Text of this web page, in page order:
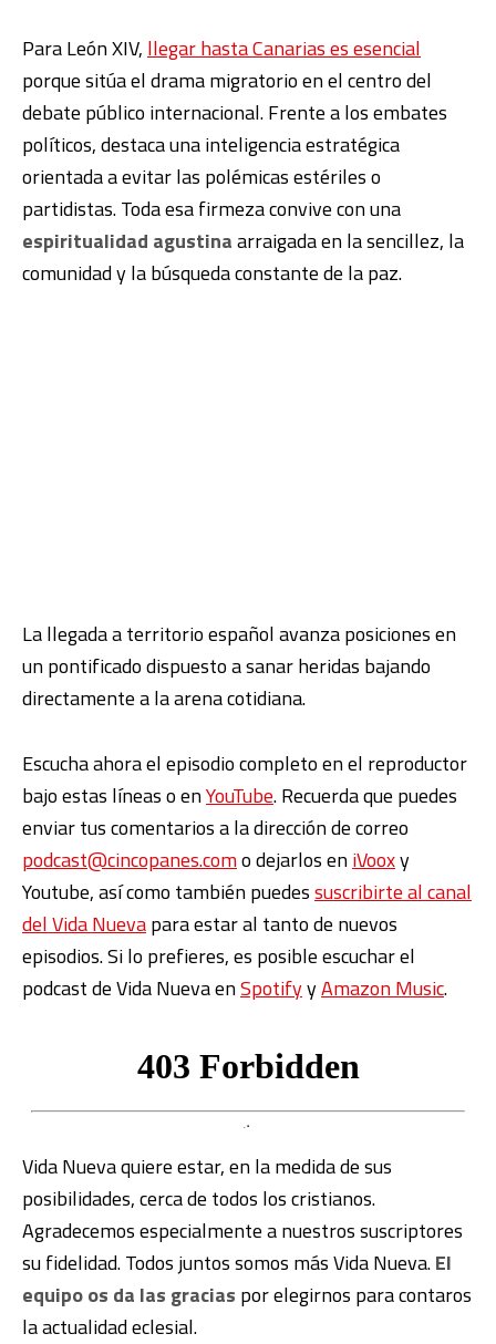
Para León XIV,llegar hasta Canarias es esencial
porque sitúa el drama migratorio en el centro del
debate público internacional. Frente a los embates
políticos, destaca una inteligencia estratégica
orientada a evitar las polémicas estériles o
partidistas. Toda esa firmeza convive con una
espiritualidad agustinaarraigada en la sencillez, la
comunidad y la búsqueda constante de la paz.
La llegada a territorio español avanza posiciones en
un pontificado dispuesto a sanar heridas bajando
directamente a la arena cotidiana.
Escucha ahora el episodio completo en el reproductor
bajo estas líneas o enYouTube. Recuerda que puedes
enviar tus comentarios a la dirección de correo
podcast@cincopanes.como dejarlos eniVooxy
Youtube, así como también puedessuscribirte al canal
del Vida Nuevapara estar al tanto de nuevos
episodios. Si lo prefieres, es posible escuchar el
podcast de Vida Nueva enSpotifyyAmazon Music.
Vida Nueva quiere estar, en la medida de sus
posibilidades, cerca de todos los cristianos.
Agradecemos especialmente a nuestros suscriptores
su fidelidad. Todos juntos somos más Vida Nueva.El
equipo os da las gracias por elegirnos para contaros
la actualidad eclesial.